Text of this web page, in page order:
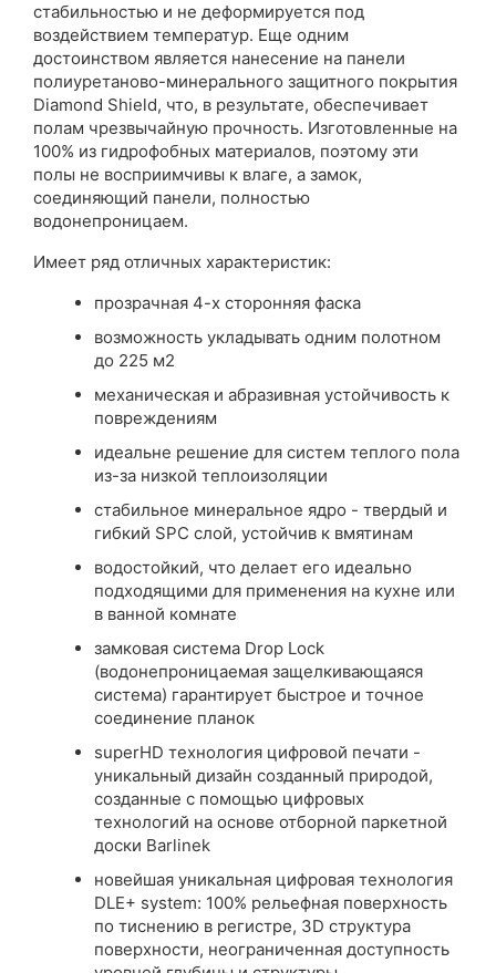
стабильностью и не деформируется под
воздействием температур. Еще одним
достоинством является нанесение на панели
полиуретаново-минерального защитного покрытия
Diamond Shield, что, в результате, обеспечивает
полам чрезвычайную прочность. Изготовленные на
100% из гидрофобных материалов, поэтому эти
полы не восприимчивы к влаге, а замок,
соединяющий панели, полностью
водонепроницаем.
Имеет ряд отличных характеристик:
прозрачная 4-х сторонняя фаска
возможность укладывать одним полотном
до 225 м2
механическая и абразивная устойчивость к
повреждениям
идеальне решение для систем теплого пола
из-за низкой теплоизоляции
стабильное минеральное ядро ​​- твердый и
гибкий SPC слой, устойчив к вмятинам
водостойкий, что делает его идеально
подходящими для применения на кухне или
в ванной комнате
замковая система Drop Lock
(водонепроницаемая защелкивающаяся
система) гарантирует быстрое и точное
соединение планок
superHD технология цифровой печати -
уникальный дизайн созданный природой,
созданные с помощью цифровых
технологий на основе отборной паркетной
доски Barlinek
новейшая уникальная цифровая технология
DLE+ system: 100% рельефная поверхность
по тиснению в регистре, 3D структура
поверхности, неограниченная доступность